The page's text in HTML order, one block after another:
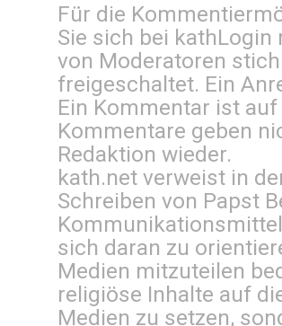
Für die
Sie sich bei kathLogin
von Moderatoren
freigeschaltet. Ein
Ein Kommentar ist
Kommentare geben
Redaktion wieder.
kath.net verweist in
Schreiben von Papst
sich daran zu
Medien mitzuteilen
religiöse Inhalte auf
Medien zu setzen,